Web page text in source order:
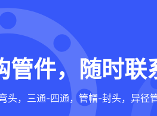
管件，随时联
头，三通-四通，管帽-封头，异径